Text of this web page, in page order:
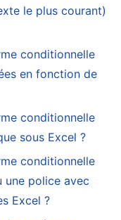
le plus courant)
conditionnelle
en fonction de
conditionnelle
sous Excel ?
conditionnelle
une police avec
Excel ?